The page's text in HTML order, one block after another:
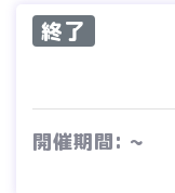
終了
開催期間: ~